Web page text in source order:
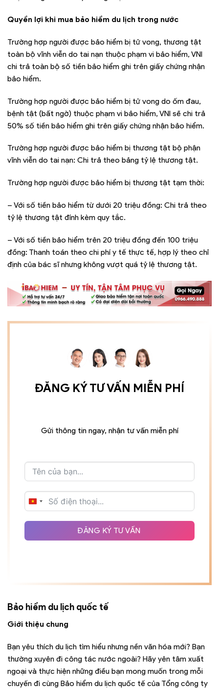
Quyền lợi khi mua bảo hiểm du lịch trong nước
Trường hợp người được bảo hiểm bị tử vong, thương tật
toàn bộ vĩnh viễn do tai nạn thuộc phạm vi bảo hiểm, VNI
chi trả toàn bộ số tiền bảo hiểm ghi trên giấy chứng nhận
bảo hiểm.
Trường hợp người được bảo hiểm bị tử vong do ốm đau,
bệnh tật (bất ngờ) thuộc phạm vi bảo hiểm, VNI sẽ chi trả
50% số tiền bảo hiểm ghi trên giấy chứng nhận bảo hiểm.
Trường hợp người được bảo hiểm bị thương tật bộ phận
vĩnh viễn do tai nạn: Chi trả theo bảng tỷ lệ thương tật.
Trường hợp người được bảo hiểm bị thương tật tạm thời:
– Với số tiền bảo hiểm từ dưới 20 triệu đồng: Chi trả theo
tỷ lệ thương tật đính kèm quy tắc.
– Với số tiền bảo hiểm trên 20 triệu đồng đến 100 triệu
đồng: Thanh toán theo chi phí y tế thực tế, hợp lý theo chỉ
định của bác sĩ nhưng không vượt quá tỷ lệ thương tật.
ĐĂNG KÝ TƯ VẤN MIỄN PHÍ
Gửi thông tin ngay, nhận tư vấn miễn phí
VIETNAM
ĐĂNG KÝ TƯ VẤN
Bảo hiểm du lịch quốc tế
Giới thiệu chung
Bạn yêu thích du lịch tìm hiểu nhưng nền văn hóa mới? Bạn
thường xuyên đi công tác nước ngoài? Hãy yên tâm xuất
ngoại và thực hiện những điều bạn mong muốn trong mỗi
chuyến đi cùng Bảo hiểm du lịch quốc tế của Tổng công ty